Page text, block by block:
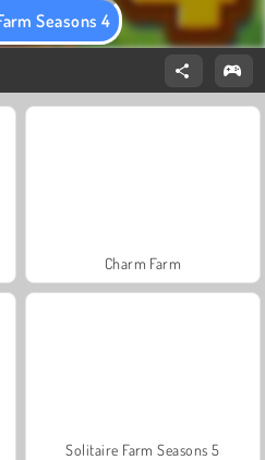
Seasons 4
Charm Farm
Solitaire Farm Seasons 5